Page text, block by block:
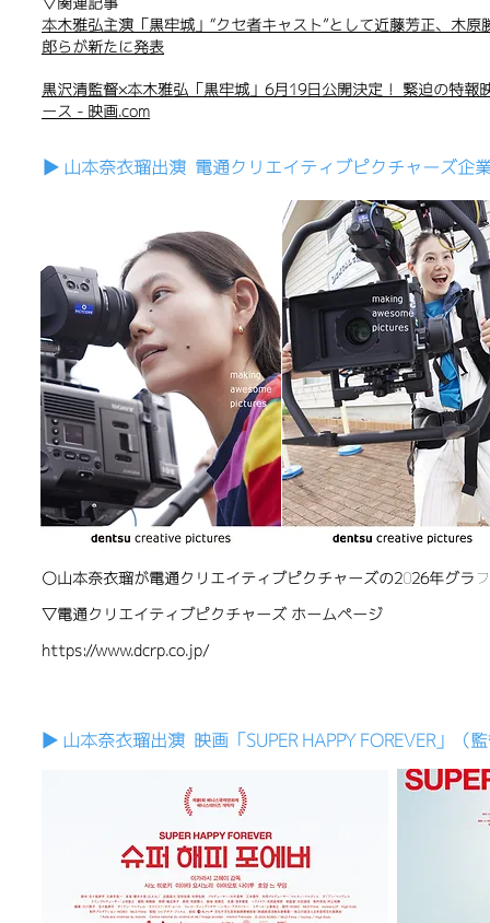
本木雅弘主演「黒牢城」“クセ者キャスト”として近藤芳正、木
郎らが新たに発表
黒沢清監督×本木雅弘「黒牢城」6月19日公開決定！ 緊迫の特報
ース - 映画.com
▶︎ 山本奈衣瑠出演 電通クリエイティブピクチャーズ企
〇山本奈衣瑠が電通クリエイティブピクチャーズの2026年グラ
▽電通クリエイティブピクチャーズ ホームページ
https://www.dcrp.co.jp/
▶︎ 山本奈衣瑠出演 映画「SUPER HAPPY FOREVER」（